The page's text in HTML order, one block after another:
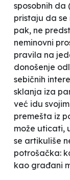
sposobnih
pristaju da
pak, ne
neminovni
pravila na
donošenje
sebičnih
sklanja iza
već idu
premešta iz
može uticati,
se artikuliše
potrošačka:
kao građani